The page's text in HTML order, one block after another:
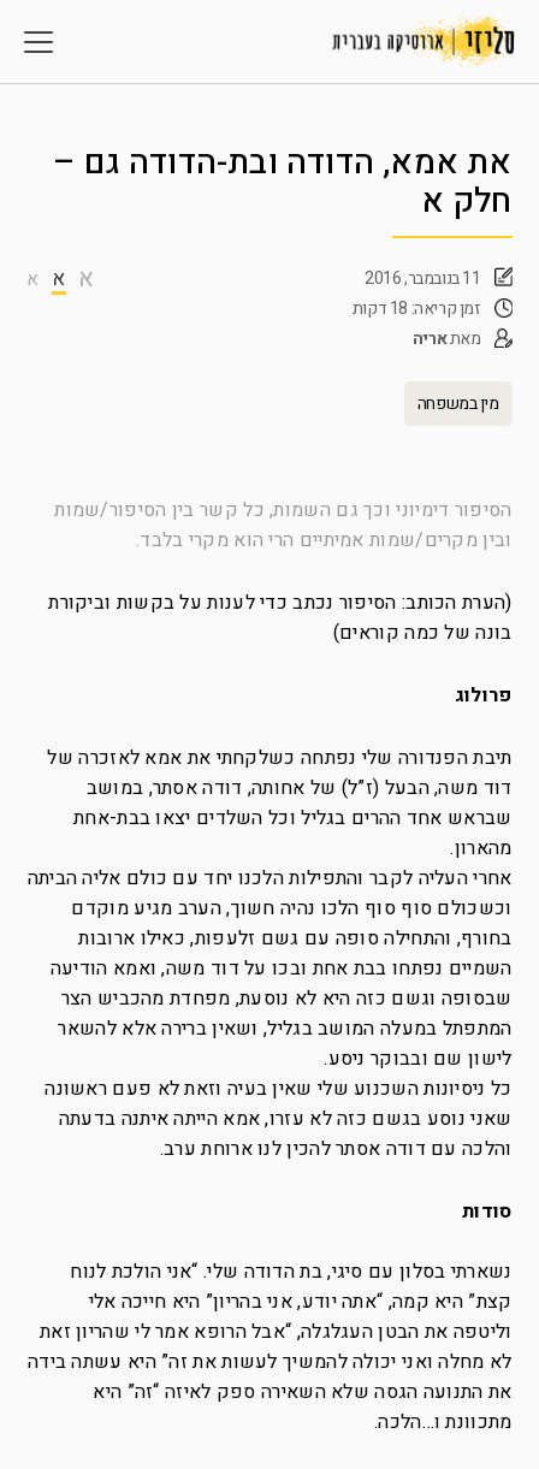
את אמא, הדודה ובת-הדודה גם –
חלק א
א א א
11 בנובמבר, 2016
זמן קריאה: 18 דקות
מאתאריה
מין במשפחה
הסיפור דימיוני וכך גם השמות, כל קשר בין הסיפור/שמות
ובין מקרים/שמות אמיתיים הרי הוא מקרי בלבד.
(הערת הכותב: הסיפור נכתב כדי לענות על בקשות וביקורת
בונה של כמה קוראים)
פרולוג
תיבת הפנדורה שלי נפתחה כשלקחתי את אמא לאזכרה של
דוד משה, הבעל (ז”ל) של אחותה, דודה אסתר, במושב
שבראש אחד ההרים בגליל וכל השלדים יצאו בבת-אחת
מהארון.
אחרי העליה לקבר והתפילות הלכנו יחד עם כולם אליה הביתה
וכשכולם סוף סוף הלכו נהיה חשוך, הערב מגיע מוקדם
בחורף, והתחילה סופה עם גשם זלעפות, כאילו ארובות
השמיים נפתחו בבת אחת ובכו על דוד משה, ואמא הודיעה
שבסופה וגשם כזה היא לא נוסעת, מפחדת מהכביש הצר
המתפתל במעלה המושב בגליל, ושאין ברירה אלא להשאר
לישון שם ובבוקר ניסע.
כל ניסיונות השכנוע שלי שאין בעיה וזאת לא פעם ראשונה
שאני נוסע בגשם כזה לא עזרו, אמא הייתה איתנה בדעתה
והלכה עם דודה אסתר להכין לנו ארוחת ערב.
סודות
נשארתי בסלון עם סיגי, בת הדודה שלי. “אני הולכת לנוח
קצת” היא קמה, “אתה יודע, אני בהריון” היא חייכה אלי
וליטפה את הבטן העגלגלה, “אבל הרופא אמר לי שהריון זאת
לא מחלה ואני יכולה להמשיך לעשות את זה” היא עשתה בידה
את התנועה הגסה שלא השאירה ספק לאיזה “זה” היא
מתכוונת ו…הלכה.